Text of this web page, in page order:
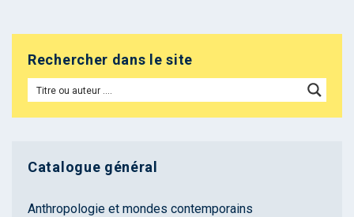
Rechercher dans le site
Catalogue général
Anthropologie et mondes contemporains